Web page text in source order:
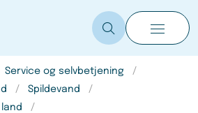
Service og selvbetjening
Spildevand